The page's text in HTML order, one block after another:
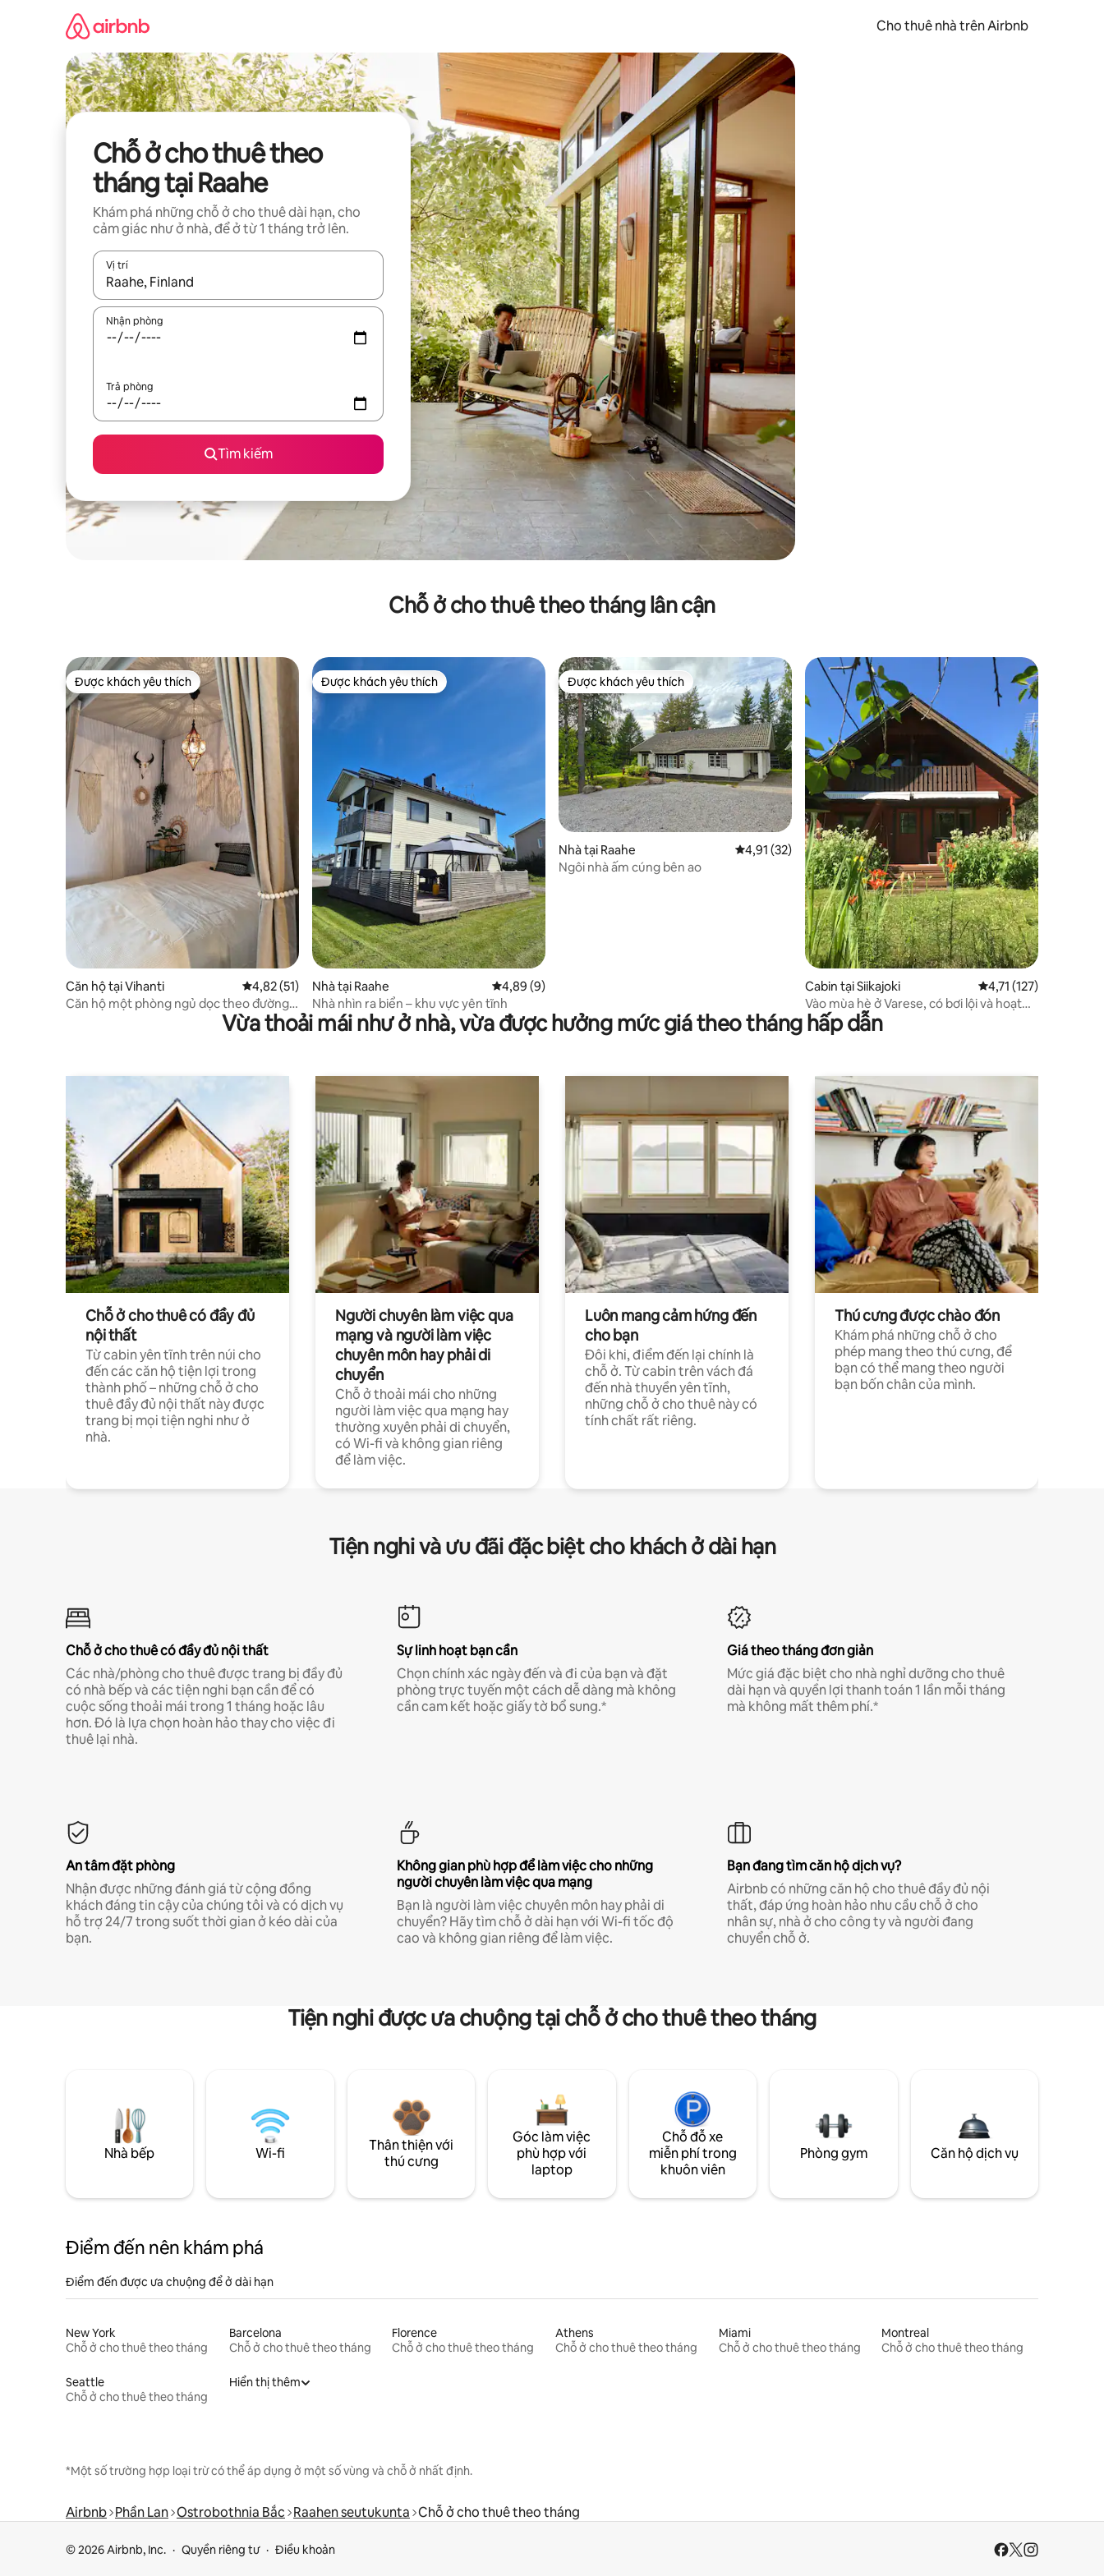
Cho thuê nhà trên Airbnb
Chỗ ở cho thuê theo
tháng tại Raahe
Khám phá những chỗ ở cho thuê dài hạn, cho
cảm giác như ở nhà, để ở từ 1 tháng trở lên.
Vị trí
Khi có kết quả, hãy điều hướng bằng phím mũi tên lên và xuống hoặc khám phá bằng các thao tác chạm hoặc vuốt.
Nhận phòng
Trả phòng
Tìm kiếm
Chỗ ở cho thuê theo tháng lân cận
Được khách yêu thích
Được khách yêu thích
Căn hộ tại Vihanti Xếp hạng trung bình 4,82/5, 51 đánh giá
4,82 (51)
Căn hộ một phòng ngủ dọc theo đường
Được khách yêu thích
Được khách yêu thích
Nhà tại Raahe Xếp hạng trung bình 4,89/5, 9 đánh giá
4,89 (9)
Nhà nhìn ra biển – khu vực yên tĩnh
Được khách yêu thích
Được khách yêu thích
Nhà tại Raahe Xếp hạng trung bình 4,91/5, 32 đánh giá
4,91 (32)
Ngôi nhà ấm cúng bên ao
Cabin tại Siikajoki Xếp hạng trung bình
4,71 (127)
Vào mùa hè ở Varese, có bơi lội và hoạt
động
Vừa thoải mái như ở nhà, vừa được hưởng mức giá theo tháng hấp dẫn
Chỗ ở cho thuê có đầy đủ
nội thất
Từ cabin yên tĩnh trên núi cho
đến các căn hộ tiện lợi trong
thành phố – những chỗ ở cho
thuê đầy đủ nội thất này được
trang bị mọi tiện nghi như ở
nhà.
Người chuyên làm việc qua
mạng và người làm việc
chuyên môn hay phải di
chuyển
Chỗ ở thoải mái cho những
người làm việc qua mạng hay
thường xuyên phải di chuyển,
có Wi-fi và không gian riêng
để làm việc.
Luôn mang cảm hứng đến
cho bạn
Đôi khi, điểm đến lại chính là
chỗ ở. Từ cabin trên vách đá
đến nhà thuyền yên tĩnh,
những chỗ ở cho thuê này có
tính chất rất riêng.
Thú cưng được chào đón
Khám phá những chỗ ở cho
phép mang theo thú cưng, để
bạn có thể mang theo người
bạn bốn chân của mình.
Tiện nghi và ưu đãi đặc biệt cho khách ở dài hạn
Chỗ ở cho thuê có đầy đủ nội thất
Các nhà/phòng cho thuê được trang bị đầy đủ
có nhà bếp và các tiện nghi bạn cần để có
cuộc sống thoải mái trong 1 tháng hoặc lâu
hơn. Đó là lựa chọn hoàn hảo thay cho việc đi
thuê lại nhà.
Sự linh hoạt bạn cần
Chọn chính xác ngày đến và đi của bạn và đặt
phòng trực tuyến một cách dễ dàng mà không
cần cam kết hoặc giấy tờ bổ sung.*
Giá theo tháng đơn giản
Mức giá đặc biệt cho nhà nghỉ dưỡng cho thuê
dài hạn và quyền lợi thanh toán 1 lần mỗi tháng
mà không mất thêm phí.*
An tâm đặt phòng
Nhận được những đánh giá từ cộng đồng
khách đáng tin cậy của chúng tôi và có dịch vụ
hỗ trợ 24/7 trong suốt thời gian ở kéo dài của
bạn.
Không gian phù hợp để làm việc cho những
người chuyên làm việc qua mạng
Bạn là người làm việc chuyên môn hay phải di
chuyển? Hãy tìm chỗ ở dài hạn với Wi-fi tốc độ
cao và không gian riêng để làm việc.
Bạn đang tìm căn hộ dịch vụ?
Airbnb có những căn hộ cho thuê đầy đủ nội
thất, đáp ứng hoàn hảo nhu cầu chỗ ở cho
nhân sự, nhà ở cho công ty và người đang
chuyển chỗ ở.
Tiện nghi được ưa chuộng tại chỗ ở cho thuê theo tháng
Nhà bếp Wi-fi
Thân thiện với
thú cưng
Góc làm việc
phù hợp với
laptop
Chỗ đỗ xe
miễn phí trong
khuôn viên
Phòng gym Căn hộ dịch vụ
Điểm đến nên khám phá
Điểm đến được ưa chuộng để ở dài hạn
New York
Chỗ ở cho thuê theo tháng
Barcelona
Chỗ ở cho thuê theo tháng
Florence
Chỗ ở cho thuê theo tháng
Athens
Chỗ ở cho thuê theo tháng
Miami
Chỗ ở cho thuê theo tháng
Montreal
Chỗ ở cho thuê theo tháng
Seattle
Chỗ ở cho thuê theo tháng
Hiển thị thêm
*Một số trường hợp loại trừ có thể áp dụng ở một số vùng và chỗ ở nhất định.
Airbnb Phần Lan Ostrobothnia Bắc Raahen seutukunta Chỗ ở cho thuê theo tháng
© 2026 Airbnb, Inc. Quyền riêng tư Điều khoản